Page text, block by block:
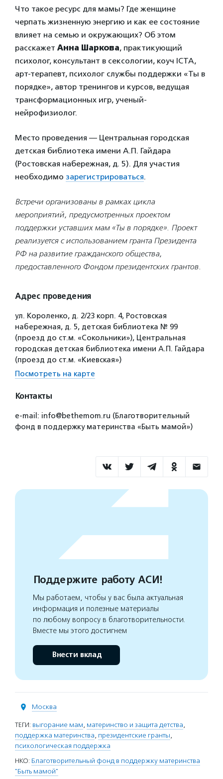
Что такое ресурс для мамы? Где женщине
черпать жизненную энергию и как ее состояние
влияет на семью и окружающих? Об этом
расскажет Анна Шаркова, практикующий
психолог, консультант в сексологии, коуч ICTA,
арт-терапевт, психолог службы поддержки «Ты в
порядке», автор тренингов и курсов, ведущая
трансформационных игр, ученый-
нейрофизиолог.
Место проведения — Центральная городская
детская библиотека имени А.П. Гайдара
(Ростовская набережная, д. 5). Для участия
необходимо зарегистрироваться.
Встречи организованы в рамках цикла
мероприятий, предусмотренных проектом
поддержки уставших мам «Ты в порядке». Проект
реализуется с использованием гранта Президента
РФ на развитие гражданского общества,
предоставленного Фондом президентских грантов.
Адрес проведения
ул. Короленко, д. 2/23 корп. 4, Ростовская
набережная, д. 5, детская библиотека № 99
(проезд до ст.м. «Сокольники»), Центральная
городская детская библиотека имени А.П. Гайдара
(проезд до ст.м. «Киевская»)
Посмотреть на карте
Контакты
e-mail: info@bethemom.ru (Благотворительный
фонд в поддержку материнства «Быть мамой»)
Поддержите работу АСИ!
Мы работаем, чтобы у вас была актуальная
информация и полезные материалы
по любому вопросу в благотворительности.
Вместе мы этого достигнем
Внести вклад
Москва
ТЕГИ: выгорание мам, материнство и защита детства,
поддержка материнства, президентские гранты,
психологическая поддержка
НКО: Благотворительный фонд в поддержку материнства
"Быть мамой"